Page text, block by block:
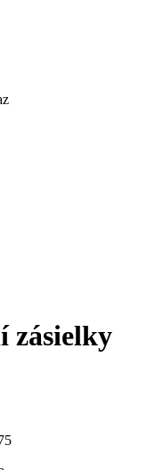
zásielky